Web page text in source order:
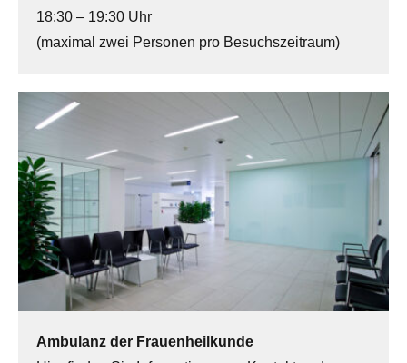
18:30 – 19:30 Uhr
(maximal zwei Personen pro Besuchszeitraum)
Ambulanz der Frauenheilkunde